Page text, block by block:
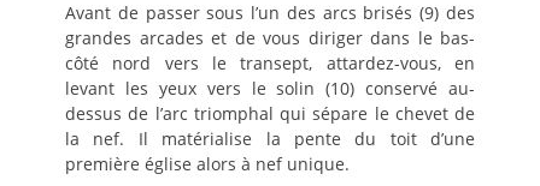
Avant de passer sous l’un des arcs brisés (9) des
grandes arcades et de vous diriger dans le bas-
côté nord vers le transept, attardez-vous, en
levant les yeux vers le solin (10) conservé au-
dessus de l’arc triomphal qui sépare le chevet de
la nef. Il matérialise la pente du toit d’une
première église alors à nef unique.